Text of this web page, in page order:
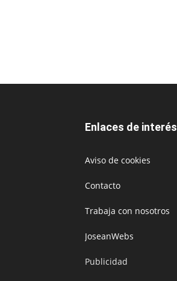
Enlaces de interés
Aviso de cookies
Contacto
Trabaja con nosotros
JoseanWebs
Publicidad